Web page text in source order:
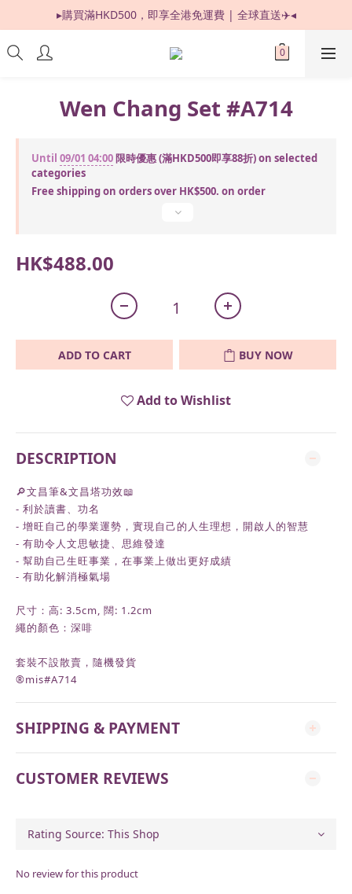
限時優惠：購買滿 HKD500，即享 88 折 !
▸購買滿HKD500，即享全港免運費 | 全球直送✈️◂
長沙灣門市 | 連續六年榮獲「正版正貨承諾」
Wen Chang Set #A714
Until 09/01 04:00限時優惠 (滿HKD500即享88折) on selected
categories
Free shipping on orders over HK$500. on order
HK$488.00
ADD TO CART BUY NOW
Add to Wishlist
DESCRIPTION
🔎文昌筆&文昌塔功效📖
- 利於讀書、功名
- 增旺自己的學業運勢，實現自己的人生理想，開啟人的智慧
- 有助令人文思敏捷、思維發達
- 幫助自己生旺事業，在事業上做出更好成績
- 有助化解消極氣場
尺寸：高: 3.5cm, 闊: 1.2cm
繩的顏色：深啡
套裝不設散賣，隨機發貨
®️mis#A714
SHIPPING & PAYMENT
CUSTOMER REVIEWS
No review for this product